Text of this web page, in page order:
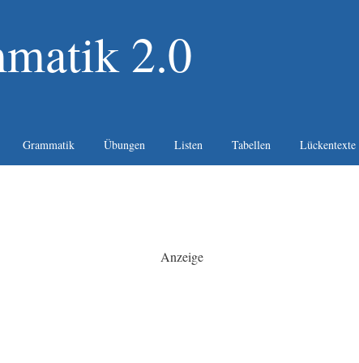
2.0
Grammatik Übungen Listen Tabellen Lückentexte
Anzeige